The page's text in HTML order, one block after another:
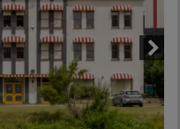
Next